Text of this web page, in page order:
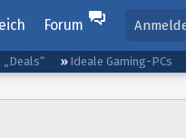
Forum
„Deals“ Ideale Gaming-PCs